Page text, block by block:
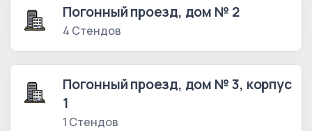
Погонный проезд, дом № 2
4 Стендов
Погонный проезд, дом № 3, корпус
1
1 Стендов